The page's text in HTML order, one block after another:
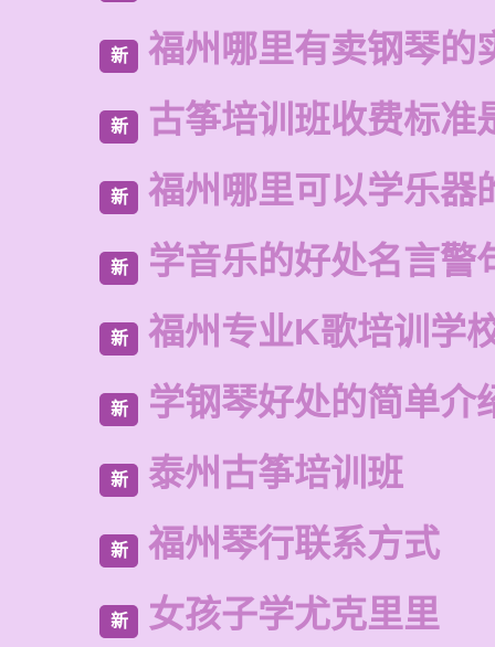
新 福州哪里有卖钢琴的
新 古筝培训班收费标准
新 福州哪里可以学乐器
新 学音乐的好处名言警
新 福州专业K歌培训学
新 学钢琴好处的简单介
新 泰州古筝培训班
新 福州琴行联系方式
新 女孩子学尤克里里